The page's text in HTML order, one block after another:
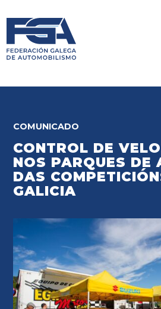
COMUNICADO
CONTROL DE
NOS PARQUES DE
DAS
GALICIA